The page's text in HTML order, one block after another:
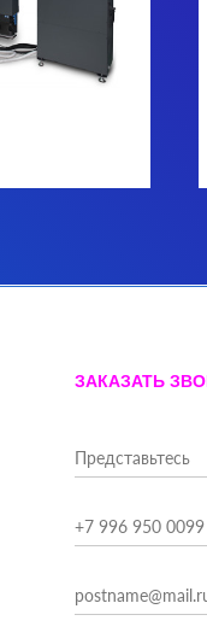
ЗАКАЗАТЬ